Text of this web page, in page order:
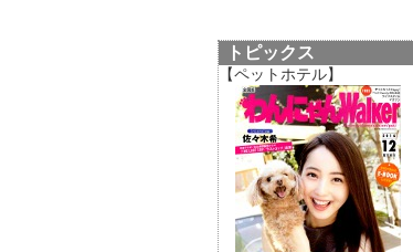
トピックス
【ペットホテル】